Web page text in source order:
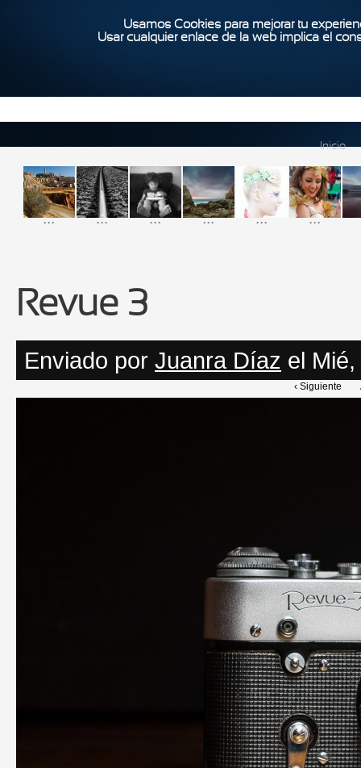
Usamos Cookies para mejorar tu
Usar cualquier enlace de la web implica el
Inicio
... ... ... ... ... ...
Revue 3
Enviado por Juanra Díaz el
‹ Siguiente